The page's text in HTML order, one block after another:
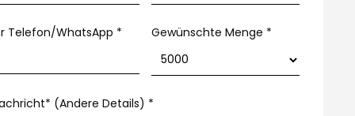
Telefon/WhatsApp * Gewünschte Menge *
(Andere Details) *